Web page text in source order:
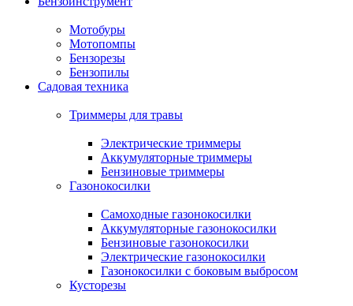
Мотобуры
Мотопомпы
Бензорезы
Бензопилы
Садовая техника
Триммеры для травы
Электрические триммеры
Аккумуляторные триммеры
Бензиновые триммеры
Газонокосилки
Самоходные газонокосилки
Аккумуляторные газонокосилки
Бензиновые газонокосилки
Электрические газонокосилки
Газонокосилки с боковым выбросом
Кусторезы